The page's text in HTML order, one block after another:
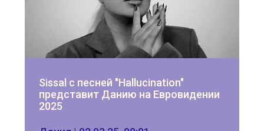
Sissal с песней "Hallucination"
представит Данию на Евровидении
2025